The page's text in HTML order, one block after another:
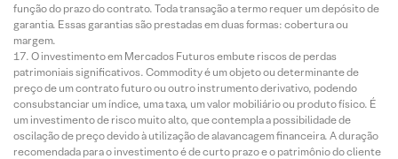
função do prazo do contrato. Toda transação a termo requer um depósito de
garantia. Essas garantias são prestadas em duas formas: cobertura ou
margem.
O investimento em Mercados Futuros embute riscos de perdas
patrimoniais significativos. Commodity é um objeto ou determinante de
preço de um contrato futuro ou outro instrumento derivativo, podendo
consubstanciar um índice, uma taxa, um valor mobiliário ou produto físico. É
um investimento de risco muito alto, que contempla a possibilidade de
oscilação de preço devido à utilização de alavancagem financeira. A duração
recomendada para o investimento é de curto prazo e o patrimônio do cliente